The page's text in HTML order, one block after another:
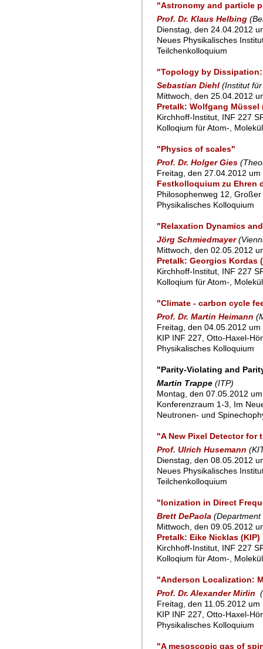
"Astronomy and particle
Prof. Dr. Klaus Helbing
Dienstag, den 24.04.2012
Neues Physikalisches
Teilchenkolloquium
"Topology by
Sebastian Diehl (Institut
Mittwoch, den 25.04.2012
Pretalk: Wolfgang
Kirchhoff-Institut, INF 227
Kolloqium für Atom-,
"Physics of scales"
Prof. Dr. Holger Gies
Freitag, den 27.04.2012
Festkolloquium zu Ehren
Philosophenweg 12,
Physikalisches Kolloquium
"Relaxation Dynamics
Jörg Schmiedmayer
Mittwoch, den 02.05.2012
Pretalk: Georgios Kordas
Kirchhoff-Institut, INF 227
Kolloqium für Atom-,
"Climate - carbon cycle
Prof. Dr. Martin Heimann
Freitag, den 04.05.2012
KIP INF 227, Otto-Haxel-
Physikalisches Kolloquium
"Parity-Violating and
Martin Trappe (ITP)
Montag, den 07.05.2012
Konferenzraum 1-3, Im
Neutronen- und
"A New Pixel Detector for
Prof. Ulrich Husemann
Dienstag, den 08.05.2012
Neues Physikalisches
Teilchenkolloquium
"Ionization in Direct
Brett DePaola (Department
Mittwoch, den 09.05.2012
Pretalk: Eike Nicklas
Kirchhoff-Institut, INF 227
Kolloqium für Atom-,
"Anderson Localization:
Prof. Dr. Alexander Mirlin
Freitag, den 11.05.2012 um
KIP INF 227, Otto-Haxel-
Physikalisches Kolloquium
"A mesoscopic gas of